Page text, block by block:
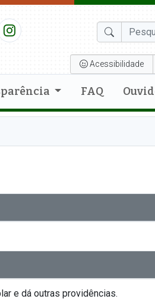
Acessibilidade
FAQ
e dá outras providências.